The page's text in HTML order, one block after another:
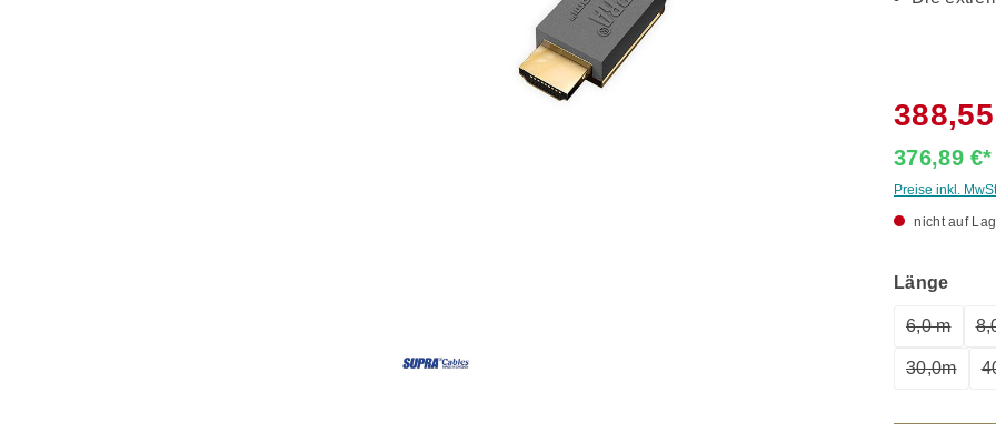
376,89 €*
Preise inkl.
nicht auf
Länge
6,0 m
(Diese
30,0m
(Diese